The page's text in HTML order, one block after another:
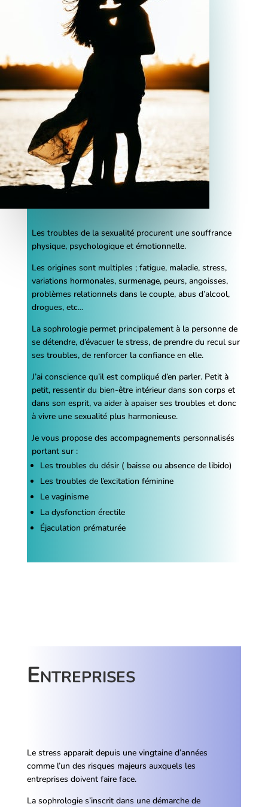
Les troubles de la sexualité procurent une souffrance
physique, psychologique et émotionnelle.
Les origines sont multiples ; fatigue, maladie, stress,
variations hormonales, surmenage, peurs, angoisses,
problèmes relationnels dans le couple, abus d’alcool,
drogues, etc…
La sophrologie permet principalement à la personne de
se détendre, d’évacuer le stress, de prendre du recul sur
ses troubles, de renforcer la confiance en elle.
J’ai conscience qu’il est compliqué d’en parler. Petit à
petit, ressentir du bien-être intérieur dans son corps et
dans son esprit, va aider à apaiser ses troubles et donc
à vivre une sexualité plus harmonieuse.
Je vous propose des accompagnements personnalisés
portant sur :
Les troubles du désir ( baisse ou absence de libido)
Les troubles de l’excitation féminine
Le vaginisme
La dysfonction érectile
Éjaculation prématurée
Entreprises
Le stress apparait depuis une vingtaine d’années
comme l’un des risques majeurs auxquels les
entreprises doivent faire face.
La sophrologie s’inscrit dans une démarche de